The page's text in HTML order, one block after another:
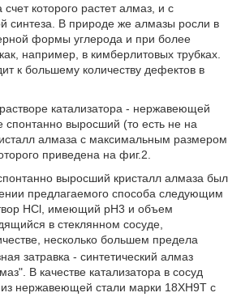
которого растет алмаз, и с
синтеза. В природе же алмазы росли в
формы углерода и при более
например, в кимберлитовых трубках.
к большему количеству дефектов в
катализатора - нержавеющей
спонтанно выросший (то есть не на
алмаза с максимальным размером
приведена на фиг.2.
выросший кристалл алмаза был
предлагаемого способа следующим
HCl, имеющий рН3 и объем
в стеклянном сосуде,
несколько большем предела
затравка - синтетический алмаз
В качестве катализатора в сосуд
нержавеющей стали марки 18ХН9Т с